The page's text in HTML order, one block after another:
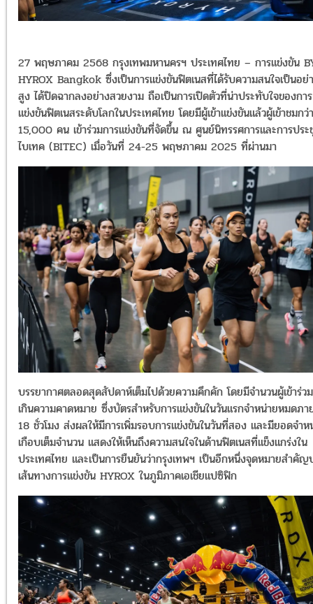
27 พฤษภาคม 2568 กรุงเทพมหานครฯ ประเทศไทย – การแข่งขัน
HYROX Bangkok ซึ่งเป็นการแข่งขันฟิตเนสที่ได้รับความสนใจเป็นอย่
สูง ได้ปิดฉากลงอย่างสวยงาม ถือเป็นการเปิดตัวที่น่าประทับใจของการ
แข่งขันฟิตเนสระดับโลกในประเทศไทย โดยมีผู้เข้าแข่งขันแล้วผู้เข้าชมกว่า
15,000 คน เข้าร่วมการแข่งขันที่จัดขึ้น ณ ศูนย์นิทรรศการและการประ
ไบเทค (BITEC) เมื่อวันที่ 24-25 พฤษภาคม 2025 ที่ผ่านมา
บรรยากาศตลอดสุดสัปดาห์เต็มไปด้วยความคึกคัก โดยมีจำนวนผู้เข้าร่ว
เกินความคาดหมาย ซึ่งบัตรสำหรับการแข่งขันในวันแรกจำหน่ายหมดภา
18 ชั่วโมง ส่งผลให้มีการเพิ่มรอบการแข่งขันในวันที่สอง และมียอดจำห
เกือบเต็มจำนวน แสดงให้เห็นถึงความสนใจในด้านฟิตเนสที่แข็งแกร่งใน
ประเทศไทย และเป็นการยืนยันว่ากรุงเทพฯ เป็นอีกหนึ่งจุดหมายสำคั
เส้นทางการแข่งขัน HYROX ในภูมิภาคเอเชียแปซิฟิก